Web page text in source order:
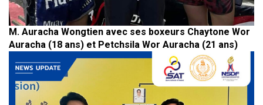
M. Auracha Wongtien avec ses boxeurs Chaytone Wor
Auracha (18 ans) et Petchsila Wor Auracha (21 ans)